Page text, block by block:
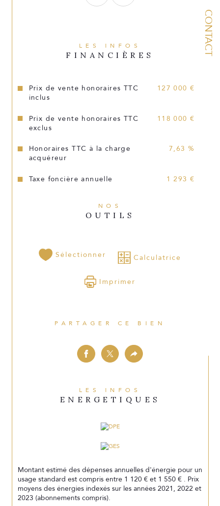
CONTACT
LES INFOS
FINANCIÈRES
Prix de vente honoraires TTC
inclus
127 000 €
Prix de vente honoraires TTC
exclus
118 000 €
Honoraires TTC à la charge
acquéreur
7,63 %
Taxe foncière annuelle 1 293 €
NOS
OUTILS
Sélectionner Calculatrice
Imprimer
PARTAGER CE BIEN
LES INFOS
ENERGETIQUES
Montant estimé des dépenses annuelles d'énergie pour un
usage standard est compris entre 1 120 € et 1 550 € . Prix
moyens des énergies indexés sur les années 2021, 2022 et
2023 (abonnements compris).